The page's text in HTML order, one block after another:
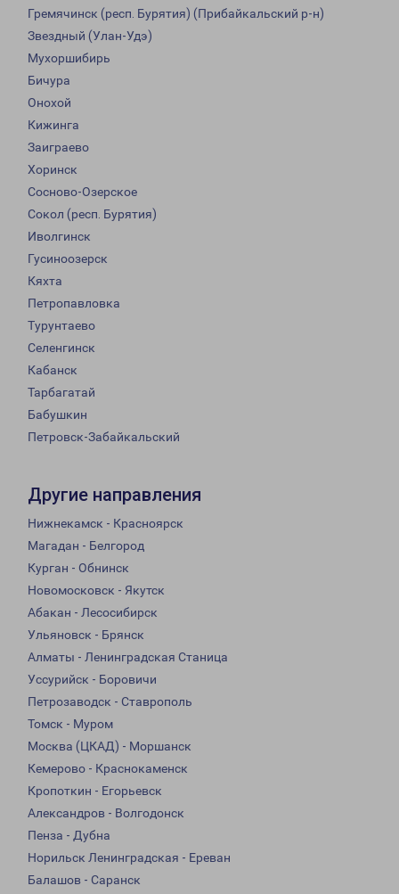
Гремячинск (респ. Бурятия) (Прибайкальский р-н)
Звездный (Улан-Удэ)
Мухоршибирь
Бичура
Онохой
Кижинга
Заиграево
Хоринск
Сосново-Озерское
Сокол (респ. Бурятия)
Иволгинск
Гусиноозерск
Кяхта
Петропавловка
Турунтаево
Селенгинск
Кабанск
Тарбагатай
Бабушкин
Петровск-Забайкальский
Другие направления
Нижнекамск - Красноярск
Магадан - Белгород
Курган - Обнинск
Новомосковск - Якутск
Абакан - Лесосибирск
Ульяновск - Брянск
Алматы - Ленинградская Станица
Уссурийск - Боровичи
Петрозаводск - Ставрополь
Томск - Муром
Москва (ЦКАД) - Моршанск
Кемерово - Краснокаменск
Кропоткин - Егорьевск
Александров - Волгодонск
Пенза - Дубна
Норильск Ленинградская - Ереван
Балашов - Саранск